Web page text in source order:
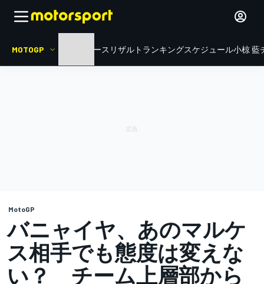
MOTOGP ニュース リザルト ランキングスケジュール小椋 藍
MotoGP
バニャイヤ、あのマルケ
ス相手でも態度は変えな
い？ チーム上層部から